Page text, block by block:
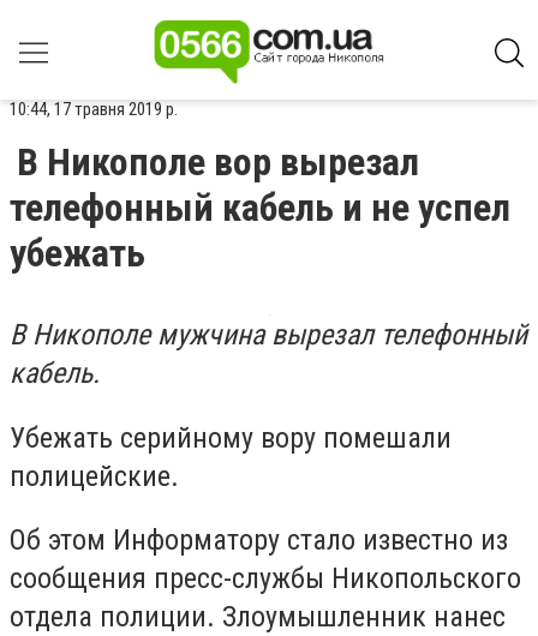
10:44, 17 травня 2019 р.
В Никополе вор вырезал
телефонный кабель и не успел
убежать
В Никополе мужчина вырезал телефонный
кабель.
Убежать серийному вору помешали
полицейские.
Об этом Информатору стало известно из
сообщения пресс-службы Никопольского
отдела полиции. Злоумышленник нанес